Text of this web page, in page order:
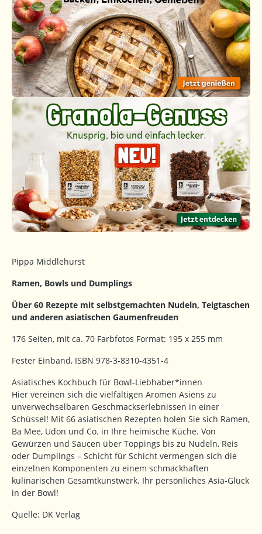
Pippa Middlehurst
Ramen, Bowls und Dumplings
Über 60 Rezepte mit selbstgemachten Nudeln, Teigtaschen
und anderen asiatischen Gaumenfreuden
176 Seiten, mit ca. 70 Farbfotos Format: 195 x 255 mm
Fester Einband, ISBN 978-3-8310-4351-4
Asiatisches Kochbuch für Bowl-Liebhaber*innen
Hier vereinen sich die vielfältigen Aromen Asiens zu
unverwechselbaren Geschmackserlebnissen in einer
Schüssel! Mit 66 asiatischen Rezepten holen Sie sich Ramen,
Ba Mee, Udon und Co. in Ihre heimische Küche. Von
Gewürzen und Saucen über Toppings bis zu Nudeln, Reis
oder Dumplings – Schicht für Schicht vermengen sich die
einzelnen Komponenten zu einem schmackhaften
kulinarischen Gesamtkunstwerk. Ihr persönliches Asia-Glück
in der Bowl!
Quelle: DK Verlag